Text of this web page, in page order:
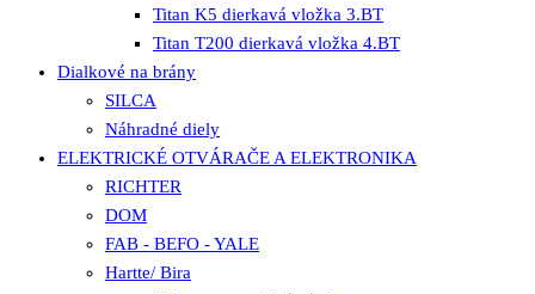
Titan K5 dierkavá vložka 3.BT
Titan T200 dierkavá vložka 4.BT
Dialkové na brány
SILCA
Náhradné diely
ELEKTRICKÉ OTVÁRAČE A ELEKTRONIKA
RICHTER
DOM
FAB - BEFO - YALE
Hartte/ Bira